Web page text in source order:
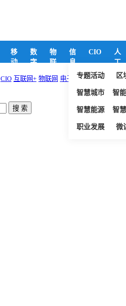
移
动
用
数
字
府
物
联
信
息
CIO
人
工
智
专题活动 区
智慧城市 智
智慧能源 智
职业发展 微
CIO 互联网+ 物联网 电子政务